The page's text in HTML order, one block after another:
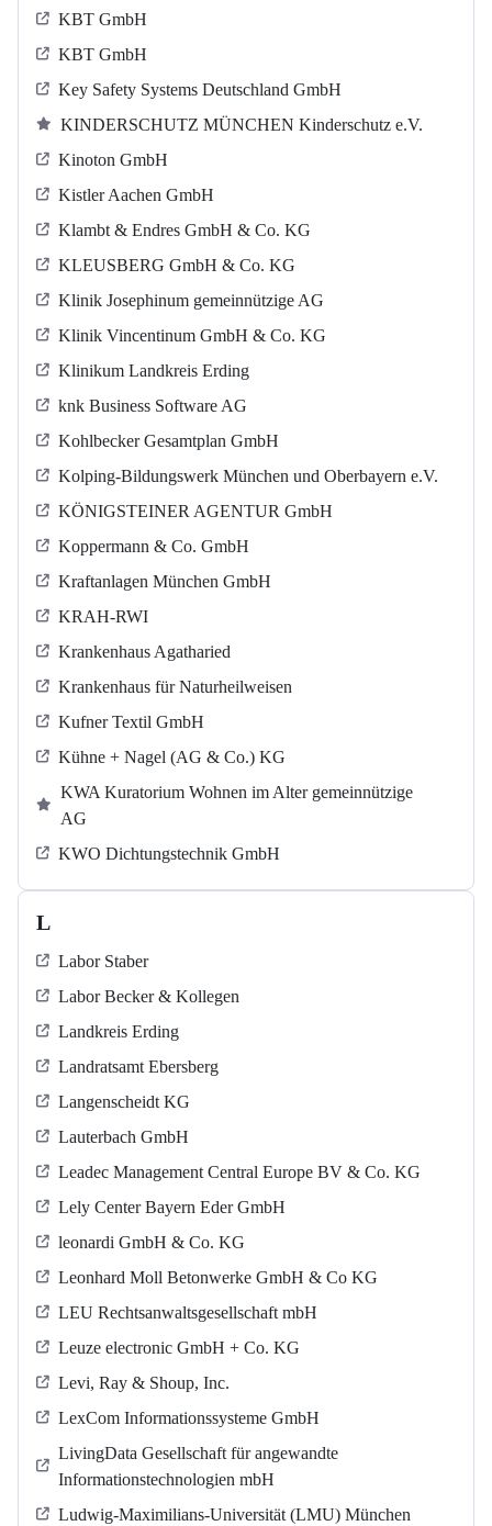
KBT GmbH
KBT GmbH
Key Safety Systems Deutschland GmbH
KINDERSCHUTZ MÜNCHEN Kinderschutz e.V.
Kinoton GmbH
Kistler Aachen GmbH
Klambt & Endres GmbH & Co. KG
KLEUSBERG GmbH & Co. KG
Klinik Josephinum gemeinnützige AG
Klinik Vincentinum GmbH & Co. KG
Klinikum Landkreis Erding
knk Business Software AG
Kohlbecker Gesamtplan GmbH
Kolping-Bildungswerk München und Oberbayern e.V.
KÖNIGSTEINER AGENTUR GmbH
Koppermann & Co. GmbH
Kraftanlagen München GmbH
KRAH-RWI
Krankenhaus Agatharied
Krankenhaus für Naturheilweisen
Kufner Textil GmbH
Kühne + Nagel (AG & Co.) KG
KWA Kuratorium Wohnen im Alter gemeinnützige
AG
KWO Dichtungstechnik GmbH
L
Labor Staber
Labor Becker & Kollegen
Landkreis Erding
Landratsamt Ebersberg
Langenscheidt KG
Lauterbach GmbH
Leadec Management Central Europe BV & Co. KG
Lely Center Bayern Eder GmbH
leonardi GmbH & Co. KG
Leonhard Moll Betonwerke GmbH & Co KG
LEU Rechtsanwaltsgesellschaft mbH
Leuze electronic GmbH + Co. KG
Levi, Ray & Shoup, Inc.
LexCom Informationssysteme GmbH
LivingData Gesellschaft für angewandte
Informationstechnologien mbH
Ludwig-Maximilians-Universität (LMU) München